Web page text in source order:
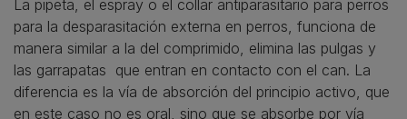
La pipeta, el espray o el collar antiparasitario para perros
para la desparasitación externa en perros, funciona de
manera similar a la del comprimido, elimina las pulgas y
las garrapatas que entran en contacto con el can. La
diferencia es la vía de absorción del principio activo, que
en este caso no es oral, sino que se absorbe por vía